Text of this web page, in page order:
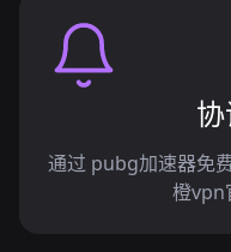
通过 pubg加速器免
橙vpn